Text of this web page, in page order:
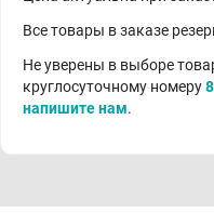
Все товары в заказе
Не уверены в выборе
круглосуточному номеру
напишите нам.